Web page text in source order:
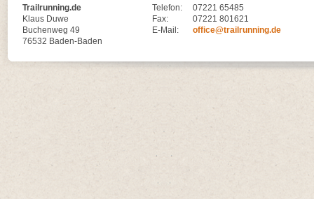
Trailrunning.de
Klaus Duwe
Buchenweg 49
76532 Baden-Baden
Telefon:
07221 65485
Fax:
07221 801621
E-Mail:
office@trailrunning.de